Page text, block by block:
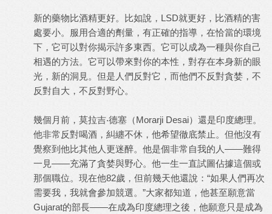
新的藥物比酒精更好。比如說，LSD就更好，比酒精的害
處要小。服用合適的劑量，有正確的指導，在恰當的環境
下，它可以對你揭示許多東西。它可以成為一種與你自己
相遇的方法。它可以帶來對你的本性，對存在本身新的眼
光，新的洞見。但是人們反對它，而他們不反對貪婪，不
反對自大，不反對野心。
幾個月前，莫拉吉‧德塞（Morarji Desai）還是印度總理。
他非常反對喝酒，糾纏不休，他希望徹底禁止。但他沒有
覺察到他比其他人更迷醉。他是個非常自我的人——難得
一見——充滿了貪婪與野心。他一生一直試圖佔據這個或
那個職位。現在他82歲，但前幾天他還說：“如果人們再次
需要我，我就會參加競選。”大家都知道，他甚至願意當
Gujarat的部長——在成為印度總理之後，他願意只是成為